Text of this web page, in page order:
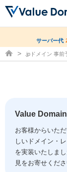
ドメイントップ
ドメイン移管
ドメイン価格一覧
ドメイン一括検索
コアサーバー
バリューサーバー
XREA
セキュリティトップ
Value Domain ネッ
SSL証明書
サービストップ
お得意様割引
co.jpドメ
サーバー代
ドメイン取得ならバ
.jpドメイン 事
Value
お客様からいた
しいドメイン・
を実装いたしま
見をお寄せくださ